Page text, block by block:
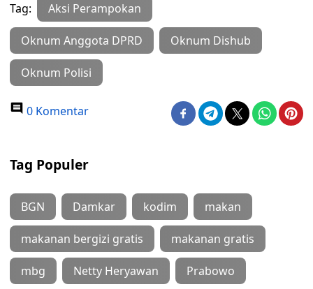
Tag: Aksi Perampokan
Oknum Anggota DPRD Oknum Dishub
Oknum Polisi
0 Komentar
Tag Populer
BGN Damkar kodim makan
makanan bergizi gratis makanan gratis
mbg Netty Heryawan Prabowo